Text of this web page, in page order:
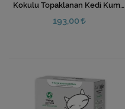
Kokulu Topaklanan Kedi Kumu
193,00